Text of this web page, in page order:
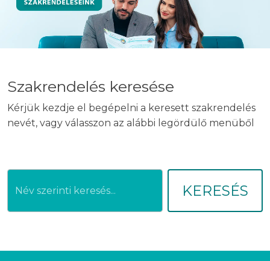
Szakrendelés keresése
Kérjük kezdje el begépelni a keresett szakrendelés
nevét, vagy válasszon az alábbi legördülő menüből
KERESÉS